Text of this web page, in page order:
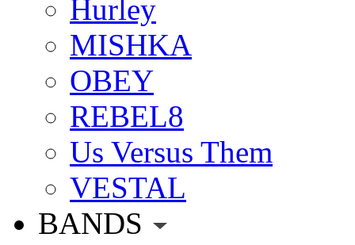
Hurley
MISHKA
OBEY
REBEL8
Us Versus Them
VESTAL
BANDS